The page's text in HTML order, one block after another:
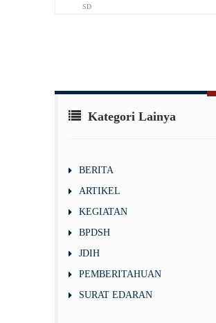
SD
Kategori Lainya
BERITA
ARTIKEL
KEGIATAN
BPDSH
JDIH
PEMBERITAHUAN
SURAT EDARAN